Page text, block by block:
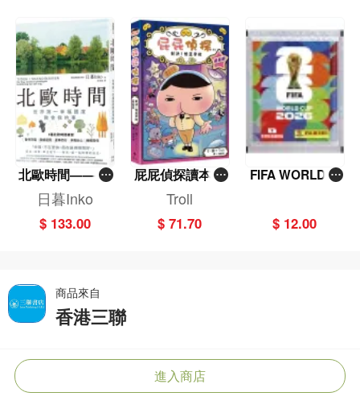
北歐時間——世
界第一幸福國度
教會我的事
日暮Inko
$ 133.00
屁屁偵探讀本(1
3)－－對決！怪
篇）
Troll
$ 71.70
FIFA WORLD C
包）
$ 12.00
商品來自
香港三聯
進入商店